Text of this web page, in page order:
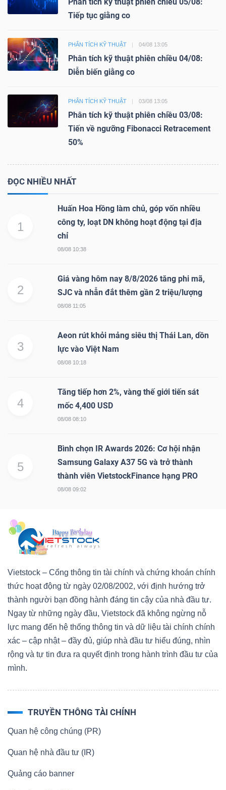
Tiếp tục giằng co
PHÂN TÍCH KỸ THUẬT 04/08 13:05
Phân tích kỹ thuật phiên chiều 04/08:
Diễn biến giằng co
PHÂN TÍCH KỸ THUẬT 03/08 13:05
Phân tích kỹ thuật phiên chiều 03/08:
Tiến về ngưỡng Fibonacci Retracement
50%
ĐỌC NHIỀU NHẤT
1
Huấn Hoa Hồng làm chủ, góp vốn nhiều
công ty, loạt DN không hoạt động tại địa
chỉ
08/08 10:38
2
Giá vàng hôm nay 8/8/2026 tăng phi mã,
SJC và nhẫn đắt thêm gần 2 triệu/lượng
08/08 11:05
3
Aeon rút khỏi mảng siêu thị Thái Lan, dồn
lực vào Việt Nam
08/08 10:18
4
Tăng tiếp hơn 2%, vàng thế giới tiến sát
mốc 4,400 USD
08/08 08:10
5
Bình chọn IR Awards 2026: Cơ hội nhận
Samsung Galaxy A37 5G và trở thành
thành viên VietstockFinance hạng PRO
08/08 09:02
Vietstock – Cổng thông tin tài chính và chứng khoán chính
thức hoạt động từ ngày 02/08/2002, với định hướng trở
thành người bạn đồng hành đáng tin cậy của nhà đầu tư.
Ngay từ những ngày đầu, Vietstock đã không ngừng nỗ
lực mang đến hệ thống thông tin và dữ liệu tài chính chính
xác – cập nhật – đầy đủ, giúp nhà đầu tư hiểu đúng, nhìn
rộng và tự tin đưa ra quyết định trong hành trình đầu tư của
mình.
TRUYỀN THÔNG TÀI CHÍNH
Quan hệ công chúng (PR)
Quan hệ nhà đầu tư (IR)
Quảng cáo banner